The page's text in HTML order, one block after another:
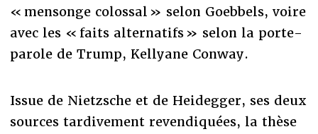
« mensonge colossal » selon Goebbels, voire
avec les « faits alternatifs » selon la porte-
parole de Trump, Kellyane Conway.
Issue de Nietzsche et de Heidegger, ses deux
sources tardivement revendiquées, la thèse